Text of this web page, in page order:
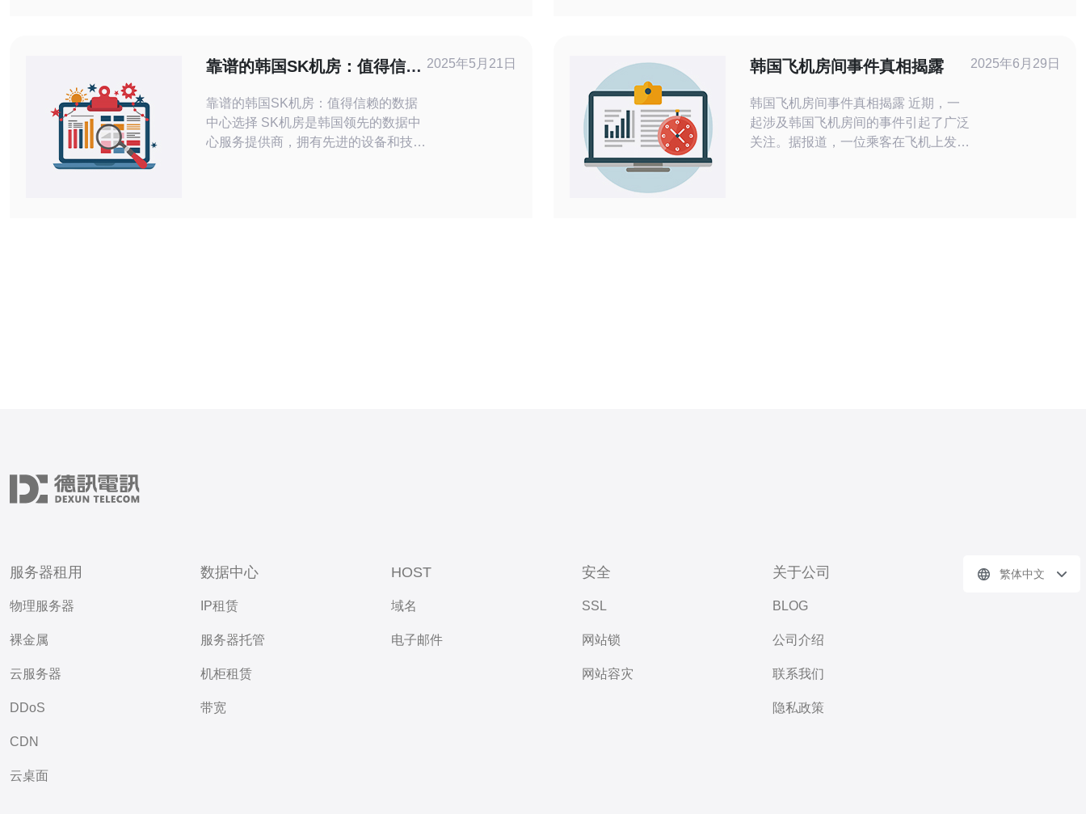
责存储和处理海量数据；网络设备保障
通信网络畅通无阻；电源设
力、上线风险与运维负担。 4) 技术
点：涉及物理服务
靠谱的韩国SK机房：值得信赖
靠谱的韩国SK机房：值得信赖的数据
中心选择 SK机房是韩国领先的数据中
心服务提供商，拥有先进的设备和技
2025年5月21日 韩国飞机房间事件真相揭露
韩国飞机房间事件真相揭露 近期，一
起涉及韩国飞机房间的事件引起了广泛
关注。据报道，一位乘客在飞机上发现
2025年6月29日
服务器租用
物理服务器
裸金属
云服务器
DDoS
CDN
云桌面
数据中心
IP租赁
服务器托管
机柜租赁
带宽
HOST
域名
电子邮件
安全
SSL
网站锁
网站容灾
关于公司
BLOG
公司介绍
联系我们
隐私政策
繁体中文